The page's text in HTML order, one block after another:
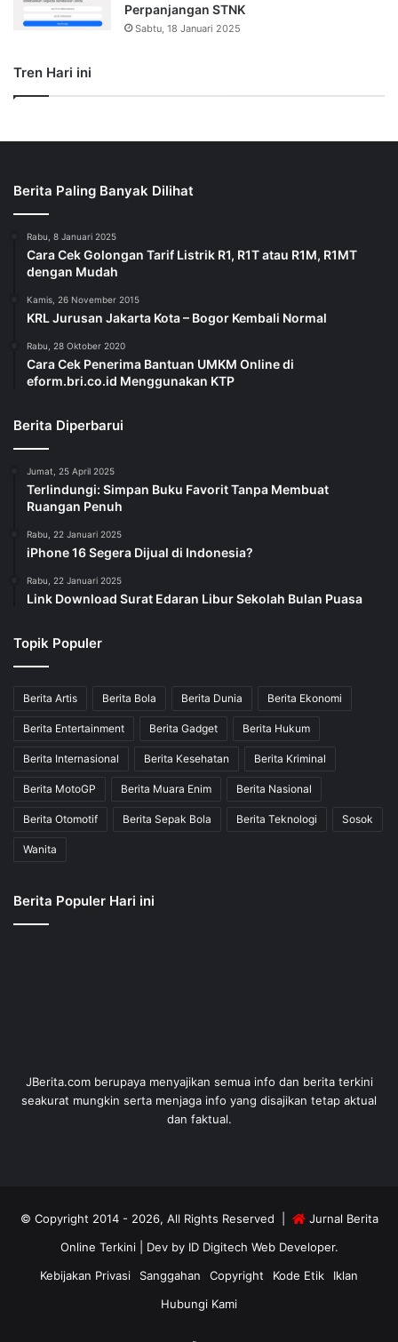
Perpanjangan STNK
Sabtu, 18 Januari 2025
Tren Hari ini
Berita Paling Banyak Dilihat
Rabu, 8 Januari 2025
Cara Cek Golongan Tarif Listrik R1, R1T atau R1M, R1MT
dengan Mudah
Kamis, 26 November 2015
KRL Jurusan Jakarta Kota – Bogor Kembali Normal
Rabu, 28 Oktober 2020
Cara Cek Penerima Bantuan UMKM Online di
eform.bri.co.id Menggunakan KTP
Berita Diperbarui
Jumat, 25 April 2025
Terlindungi: Simpan Buku Favorit Tanpa Membuat
Ruangan Penuh
Rabu, 22 Januari 2025
iPhone 16 Segera Dijual di Indonesia?
Rabu, 22 Januari 2025
Link Download Surat Edaran Libur Sekolah Bulan Puasa
Topik Populer
Berita Artis Berita Bola Berita Dunia Berita Ekonomi
Berita Entertainment Berita Gadget Berita Hukum
Berita Internasional Berita Kesehatan Berita Kriminal
Berita MotoGP Berita Muara Enim Berita Nasional
Berita Otomotif Berita Sepak Bola Berita Teknologi Sosok
Wanita
Berita Populer Hari ini
dan faktual.
RSS